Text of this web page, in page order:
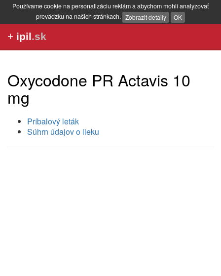
Používame cookie na personalizáciu reklám a abychom mohli analyzovať
prevádzku na našich stránkach. Zobrazit detaily OK
+ ipil.sk
Oxycodone PR Actavis 10
mg
Príbalový leták
Súhrn údajov o lieku